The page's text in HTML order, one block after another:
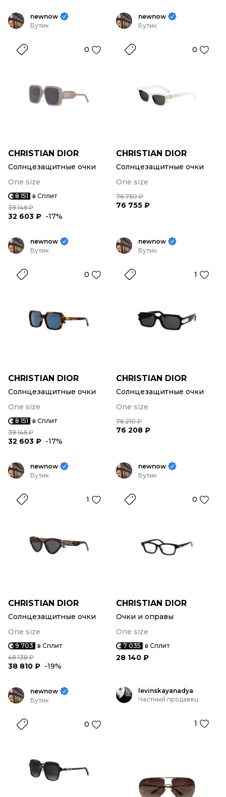
newnow
Бутик
0
CHRISTIAN DIOR
Солнцезащитные очки
One size
8 151 в Сплит
39 146 ₽
32 603 ₽ -17%
newnow
Бутик
0
CHRISTIAN DIOR
Солнцезащитные очки
One size
76 760 ₽
76 755 ₽
newnow
Бутик
0
CHRISTIAN DIOR
Солнцезащитные очки
One size
8 151 в Сплит
39 146 ₽
32 603 ₽ -17%
newnow
Бутик
1
CHRISTIAN DIOR
Солнцезащитные очки
One size
76 210 ₽
76 208 ₽
newnow
Бутик
1
CHRISTIAN DIOR
Солнцезащитные очки
One size
9 703 в Сплит
48 138 ₽
38 810 ₽ -19%
newnow
Бутик
0
CHRISTIAN DIOR
Очки и оправы
One size
7 035 в Сплит
28 140 ₽
newnow
Бутик
0
levinskayanadya
Частный продавец
1